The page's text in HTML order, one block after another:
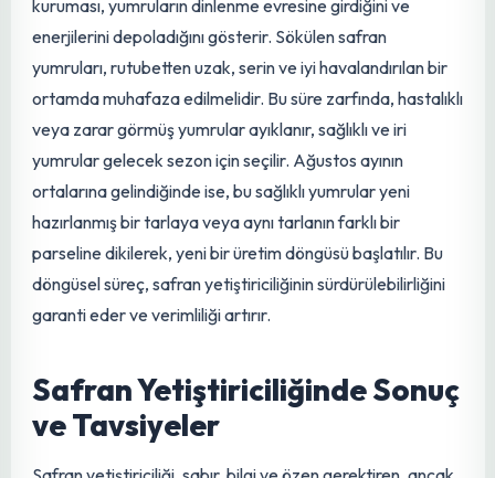
kutular veya koyu renkli, hava almayan cam şişelerdir.
Ürünün rutubetsiz, serin ve ışık almayan ortamlarda
muhafaza edilmesi, safranın rengini, aromasını ve tıbbi
özelliklerini uzun süre korumasınısağlayacaktır. Doğru
kurutma ve saklama, 'kırmızı altının' değerini belirleyen
son adımdır.
Soğan Sökümü ve Yeniden
Dikim
sağlığını korumak için belirli aralıklarla soğan sökümü ve
yeniden dikim işlemi yapılması gerekmektedir. Bu işlem